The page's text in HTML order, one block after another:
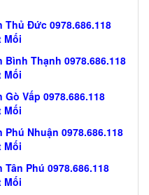
Đức 0978.686.118
Mối
Thạnh 0978.686.118
Mối
Vấp 0978.686.118
Mối
Nhuận 0978.686.118
Mối
Phú 0978.686.118
Mối